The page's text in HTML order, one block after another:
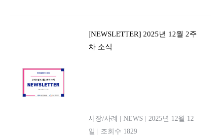
[NEWSLETTER] 2025년 12월 2주
차 소식
시장/사례 NEWS
2025년 12월 12
일
조회수 1829